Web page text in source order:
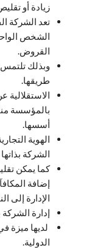
زيادة أو
تعد الشركة
الشخص
القروض.
وبذلك
طريقها.
بالمؤسسة
أسسها.
الهوية
الشركة
كما يمكن
إضافة
الإدارة إلى
إدارة
لديها ميزة
الدولية.